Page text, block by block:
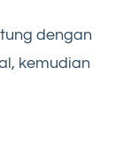
dengan
kemudian